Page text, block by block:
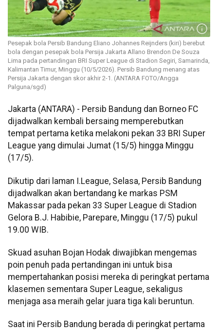
Pesepak bola Persib Bandung Eliano Johannes Reijnders (kiri) berebut
bola dengan pesepak bola Persija Jakarta Allano Brendon De Souza
Lima pada pertandingan BRI Super League di Stadion Segiri, Samarinda,
Kalimantan Timur, Minggu (10/5/2026). Persib Bandung menang atas
Persija Jakarta dengan skor akhir 2-1. (ANTARA FOTO/Angga
Palguna/sgd)
Jakarta (ANTARA) - Persib Bandung dan Borneo FC
dijadwalkan kembali bersaing memperebutkan
tempat pertama ketika melakoni pekan 33 BRI Super
League yang dimulai Jumat (15/5) hingga Minggu
(17/5).
Dikutip dari laman I.League, Selasa, Persib Bandung
dijadwalkan akan bertandang ke markas PSM
Makassar pada pekan 33 Super League di Stadion
Gelora B.J. Habibie, Parepare, Minggu (17/5) pukul
19.00 WIB.
Skuad asuhan Bojan Hodak diwajibkan mengemas
poin penuh pada pertandingan ini untuk bisa
mempertahankan posisi mereka di peringkat pertama
klasemen sementara Super League, sekaligus
menjaga asa meraih gelar juara tiga kali beruntun.
Saat ini Persib Bandung berada di peringkat pertama